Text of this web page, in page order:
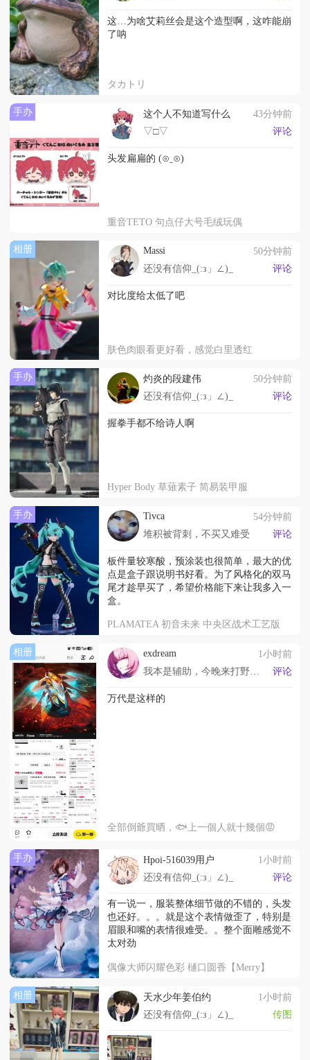
这…为啥艾莉丝会是这个造型啊，这咋能崩
了呐
タカトリ
手办 这个人不知道写什么
43分钟前
▽□▽
评论
头发扁扁的 (⊙ˍ⊙)
重音TETO 句点仔大号毛绒玩偶
相册 Massi
50分钟前
还没有信仰_(:з」∠)_
评论
对比度给太低了吧
肤色肉眼看更好看，感觉白里透红
手办 灼炎的段建伟
50分钟前
还没有信仰_(:з」∠)_
评论
握拳手都不给诗人啊
Hyper Body 草薙素子 简易装甲服
手办 Tivca
54分钟前
堆积被背刺，不买又难受
评论
板件量较寒酸，预涂装也很简单，最大的优
点是盒子跟说明书好看。为了风格化的双马
尾才趁早买了，希望价格能下来让我多入一
盒。
PLAMATEA 初音未来 中央区战术工艺版
相册 exdream
1小时前
评论
万代是这样的
全部倒爺買晒，🐟上一個人就十幾個😡
手办 Hpoi-516039用户
1小时前
还没有信仰_(:з」∠)_
评论
有一说一，服装整体细节做的不错的，头发
也还好。。。就是这个表情做歪了，特别是
眉眼和嘴的表情很难受。。整个面雕感觉不
太对劲
偶像大师闪耀色彩 樋口圆香【Merry】
相册 天水少年姜伯约
1小时前
还没有信仰_(:з」∠)_
传图